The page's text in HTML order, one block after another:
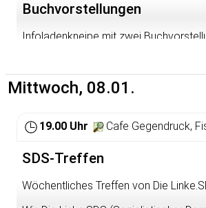
Buchvorstellungen
Infoladenkneipe mit zwei
Mittwoch, 08.01.
19.00 Uhr Cafe Gegendruck,
SDS-Treffen
Wöchentliches Treffen von Die